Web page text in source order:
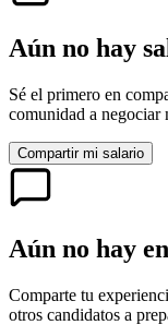
Aún no hay
Sé el primero en
comunidad a negociar
Compartir mi salario
Aún no hay
Comparte tu
otros candidatos a